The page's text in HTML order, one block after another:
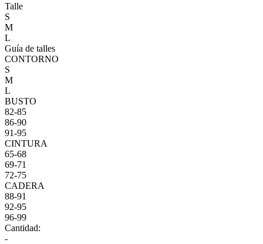
Talle
S
M
L
Guía de talles
CONTORNO
S
M
L
BUSTO
82-85
86-90
91-95
CINTURA
65-68
69-71
72-75
CADERA
88-91
92-95
96-99
Cantidad:
-